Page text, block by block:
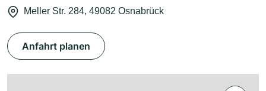
Meller Str. 284, 49082 Osnabrück
Anfahrt planen